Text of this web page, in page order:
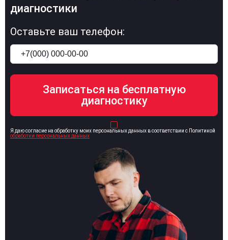
диагностики
Оставьте ваш телефон:
Я даю согласие на обработку моих персональных данных в соответствии с Политикой
обработки персональных данных